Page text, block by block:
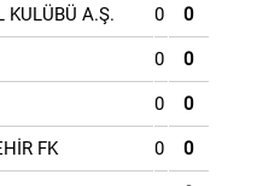
KULÜBÜ A.Ş. 0 0
0 0
0 0
FK 0 0